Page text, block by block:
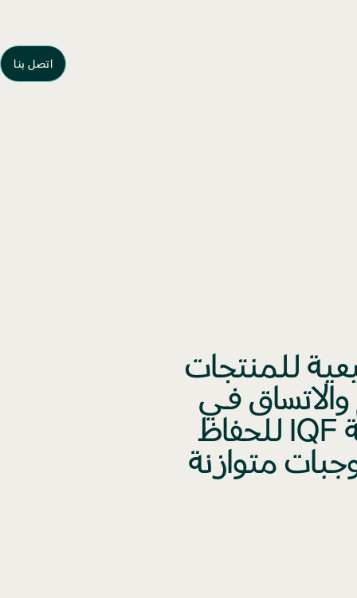
اتصل بنا
للمنتجات
في
صميمها. يتم اختيارها بعناية وتجميدها بتقنية IQF للحفاظ
متوازنة